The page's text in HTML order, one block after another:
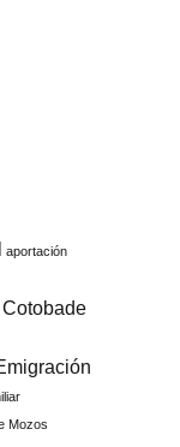
aportación
Cotobade
Mozos